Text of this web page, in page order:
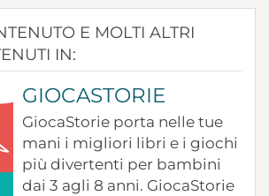
E MOLTI ALTRI
IN:
GIOCASTORIE
GiocaStorie porta nelle tue
mani i migliori libri e i giochi
più divertenti per bambini
dai 3 agli 8 anni. GiocaStorie